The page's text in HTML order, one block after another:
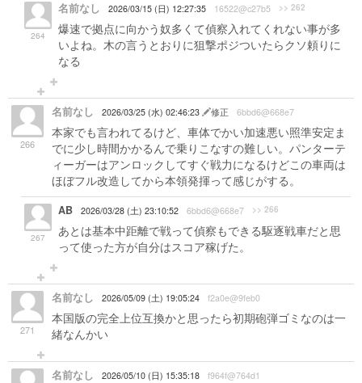
264
名前なし 2026/03/15 (日) 12:27:35 16522@c27b5 >> 262
爆速で拠点に向かう奴多くて偵察入れてくれない事が多
いよね。木の言うとおりに狙撃ポジついたらクソ頼りに
なる
266
名前なし 2026/03/25 (水) 02:46:23 修正 6bbd6@668e7
本家でも言われてるけど、車体でかい加速悪い照準安定ま
でに少し時間かかるんで乗りこなすの難しい。パンターテ
ィーガーはアンロックしてすぐ戦力になるけどこの車両は
ほぼフル改造してから本領発揮って感じがする。
267
AB 2026/03/28 (土) 23:10:52 6bbd6@668e7 >> 266
あとは基本中距離で戦って偵察もできる駆逐戦車だと思
って使った方が自分はスコア稼げた。
271
名前なし 2026/05/09 (土) 19:05:24 f2a0e@9feb0
本国版の完全上位互換かと思ったら初期砲弾ゴミなのは一
緒なんかい
名前なし 2026/05/10 (日) 15:35:18 f964f@764d1